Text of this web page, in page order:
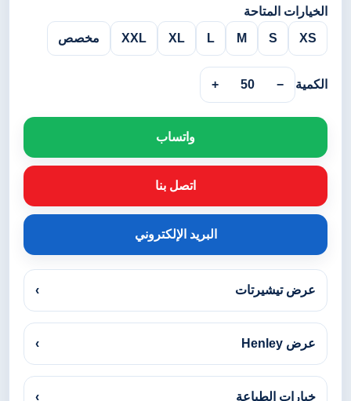
الخيارات المتاحة
XS
S
M
L
XL
XXL مخصص
الكمية −
50
+
واتساب
اتصل بنا
البريد الإلكتروني
عرض تيشيرتات ›
عرض Henley ›
خيارات الطباعة ›